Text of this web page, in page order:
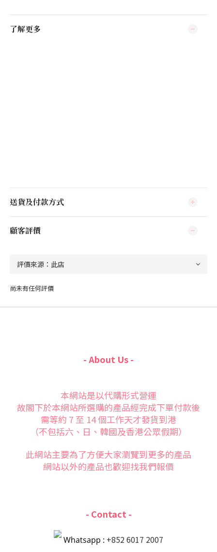
了解更多
送貨及付款方式
顧客評價
尚未有任何評價
- About Us -
本網站是以代購形式營運
故閣下於本網站所選購的產品經完成下單付款後
需等約 7 至 14 個工作天才發貨到港
（不包括六、日、韓國及香港公眾假期）
此網站主要為了方便大家瀏覽到更多的產品
網站以外的產品也歡迎找我們報價
- Contact -
Whatsapp : +852 6017 2007